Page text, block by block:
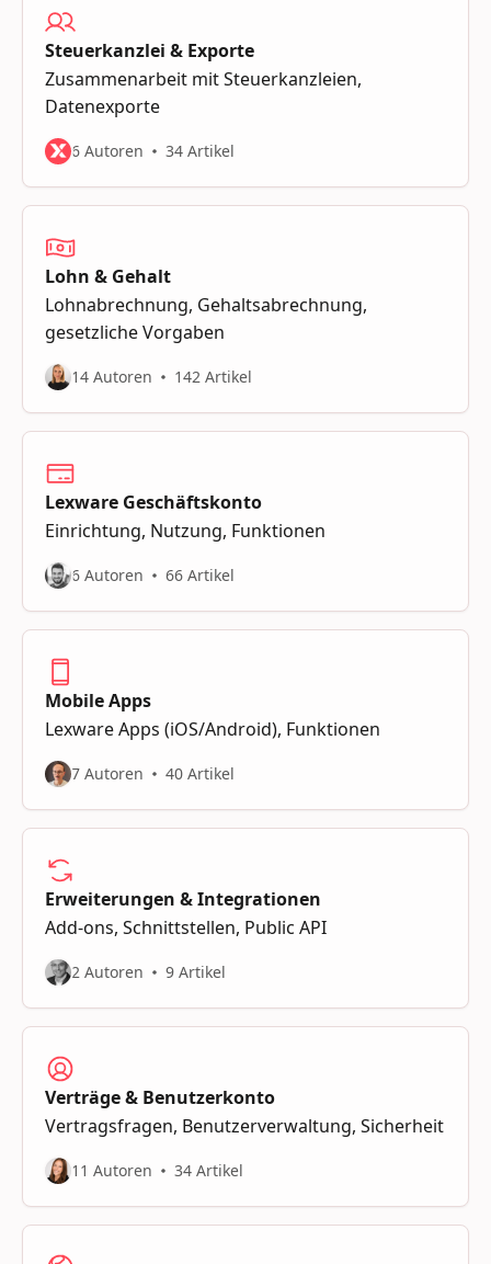
Steuerkanzlei & Exporte
Zusammenarbeit mit Steuerkanzleien,
Datenexporte
6 Autoren 34 Artikel
Lohn & Gehalt
Lohnabrechnung, Gehaltsabrechnung,
gesetzliche Vorgaben
14 Autoren 142 Artikel
Lexware Geschäftskonto
Einrichtung, Nutzung, Funktionen
6 Autoren 66 Artikel
Mobile Apps
Lexware Apps (iOS/Android), Funktionen
7 Autoren 40 Artikel
Erweiterungen & Integrationen
Add-ons, Schnittstellen, Public API
2 Autoren 9 Artikel
Verträge & Benutzerkonto
Vertragsfragen, Benutzerverwaltung, Sicherheit
11 Autoren 34 Artikel